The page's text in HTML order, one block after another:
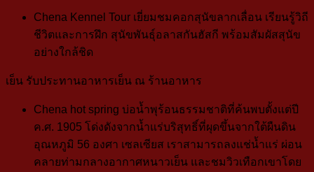
Chena Kennel Tour เยี่ยมชมคอกสุนัขลากเลื่อน เรียนรู้วิถี
ชีวิตและการฝึก สุนัขพันธุ์อลาสกันฮัสกี พร้อมสัมผัสสุนัข
อย่างใกล้ชิด
เย็น รับประทานอาหารเย็น ณ ร้านอาหาร
Chena hot spring บ่อน้ำพุร้อนธรรมชาติที่ค้นพบตั้งแต่ปี
ค.ศ. 1905 โด่งดังจากน้ำแร่บริสุทธิ์ที่ผุดขึ้นจากใต้ผืนดิน
อุณหภูมิ 56 องศา เซลเซียส เราสามารถลงแช่น้ำแร่ ผ่อน
คลายท่ามกลางอากาศหนาวเย็น และชมวิวเทือกเขาโดย